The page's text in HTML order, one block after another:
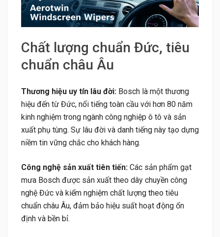
Chất lượng chuẩn Đức, tiêu
chuẩn châu Âu
Thương hiệu uy tín lâu đời: Bosch là một thương
hiệu đến từ Đức, nổi tiếng toàn cầu với hơn 80 năm
kinh nghiệm trong ngành công nghiệp ô tô và sản
xuất phụ tùng. Sự lâu đời và danh tiếng này tạo dựng
niềm tin vững chắc cho khách hàng.
Công nghệ sản xuất tiên tiến: Các sản phẩm gạt
mưa Bosch được sản xuất theo dây chuyền công
nghệ Đức và kiểm nghiệm chất lượng theo tiêu
chuẩn châu Âu, đảm bảo hiệu suất hoạt động ổn
định và bền bỉ.